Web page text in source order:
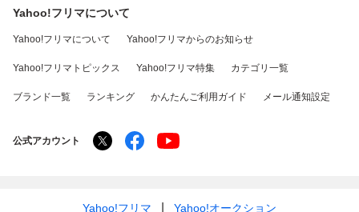
Yahoo!フリマについて
Yahoo!フリマについて Yahoo!フリマからのお知らせ
Yahoo!フリマトピックス Yahoo!フリマ特集 カテゴリ一覧
ブランド一覧 ランキング かんたんご利用ガイド メール通知設定
公式アカウント
Yahoo!フリマ Yahoo!オークション